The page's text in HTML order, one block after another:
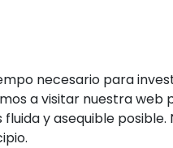
necesario para
a visitar nuestra
y asequible posible.